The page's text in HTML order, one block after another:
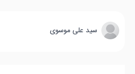
سید علی موسوی